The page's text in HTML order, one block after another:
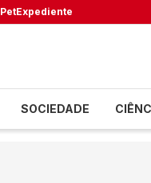
PetExpediente
SOCIEDADE